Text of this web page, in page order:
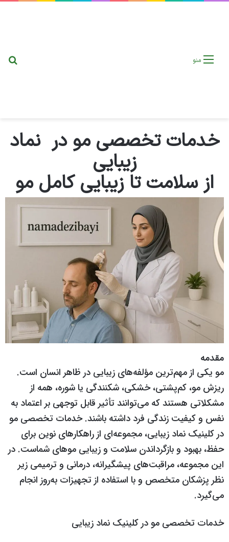
منو
خدمات تخصصی مو در نماد
زیبایی
از سلامت تا زیبایی کامل مو
مقدمه
مو یکی از مهم‌ترین مؤلفه‌های زیبایی در ظاهر انسان است.
ریزش مو، کم‌پشتی، خشکی، شکنندگی یا شوره، همه از
مشکلاتی هستند که می‌توانند تأثیر قابل توجهی بر اعتماد به
نفس و کیفیت زندگی فرد داشته باشند. خدمات تخصصی مو
در کلینیک نماد زیبایی، مجموعه‌ای از راهکارهای نوین برای
حفظ، بهبود و بازگرداندن سلامت و زیبایی موهای شماست. در
این مجموعه، مراقبت‌های پیشگیرانه، درمانی و ترمیمی زیر
نظر پزشکان متخصص و با استفاده از تجهیزات به‌روز انجام
می‌گیرد.
خدمات تخصصی مو در کلینیک نماد زیبایی